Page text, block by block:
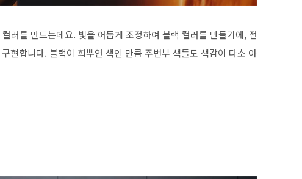
러를 만드는데요. 빛을 어둡게 조정하여 블랙 컬러를 만들기에, 전
현합니다. 블랙이 희뿌연 색인 만큼 주변부 색들도 색감이 다소 아